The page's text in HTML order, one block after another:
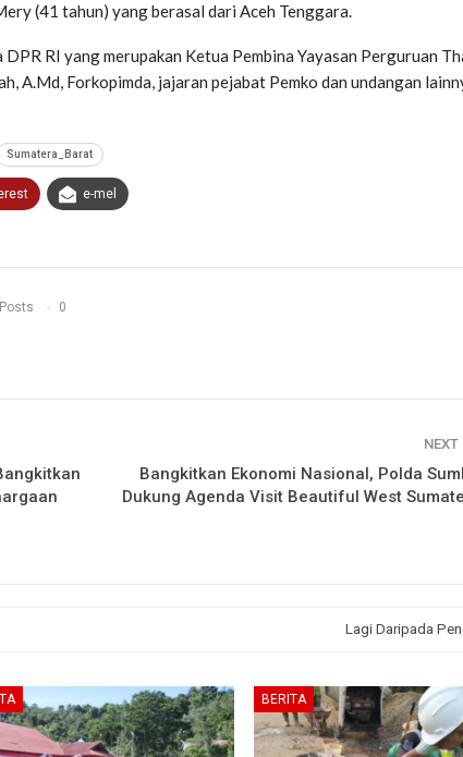
(41 tahun) yang berasal dari Aceh Tenggara.
RI yang merupakan Ketua Pembina Yayasan Perguruan
A.Md, Forkopimda, jajaran pejabat Pemko dan undangan
Sumatera_Barat
e-mel
0
NEXT
Bangkitkan Ekonomi Nasional, Polda
Dukung Agenda Visit Beautiful West
Lagi Daripada
BERITA